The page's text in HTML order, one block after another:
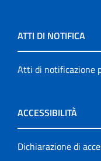
ATTI DI NOTIFICA
Atti di notificazione
ACCESSIBILITÀ
Dichiarazione di